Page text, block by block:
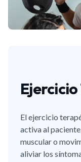
El ejercicio
activa al
muscular o
aliviar los